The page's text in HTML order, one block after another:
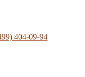
404-09-94